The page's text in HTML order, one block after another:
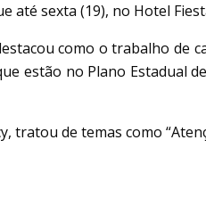
até sexta (19), no Hotel
como o trabalho de
estão no Plano Estadual
de temas como